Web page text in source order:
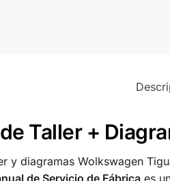
Taller +
y diagramas Wolkswagen